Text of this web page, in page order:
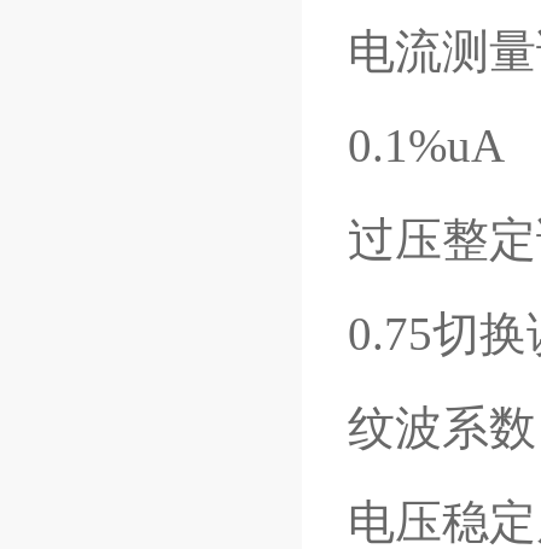
电流测
0.1%uA
过压整
0.75切换
纹波系
电压稳